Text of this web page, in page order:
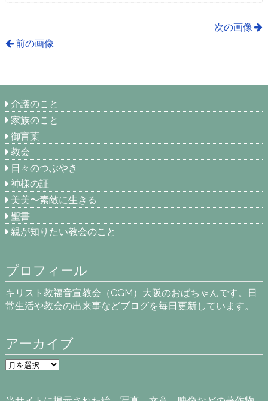
次の画像
前の画像
介護のこと
家族のこと
御言葉
教会
日々のつぶやき
神様の証
美美〜素敵に生きる
聖書
親が知りたい教会のこと
プロフィール
キリスト教福音宣教会（CGM）大阪のおばちゃんです。日
常生活や教会の出来事などブログを毎日更新しています。
アーカイブ
ア
ー